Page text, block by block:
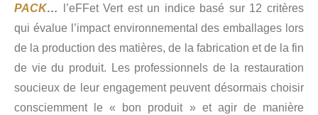
PACK…
l’eFFet Vert est un indice basé sur 12 critères
qui évalue l’impact environnemental des emballages lors
de la production des matières, de la fabrication et de la fin
de vie du produit. Les professionnels de la restauration
soucieux de leur engagement peuvent désormais choisir
consciemment le « bon produit » et agir de manière